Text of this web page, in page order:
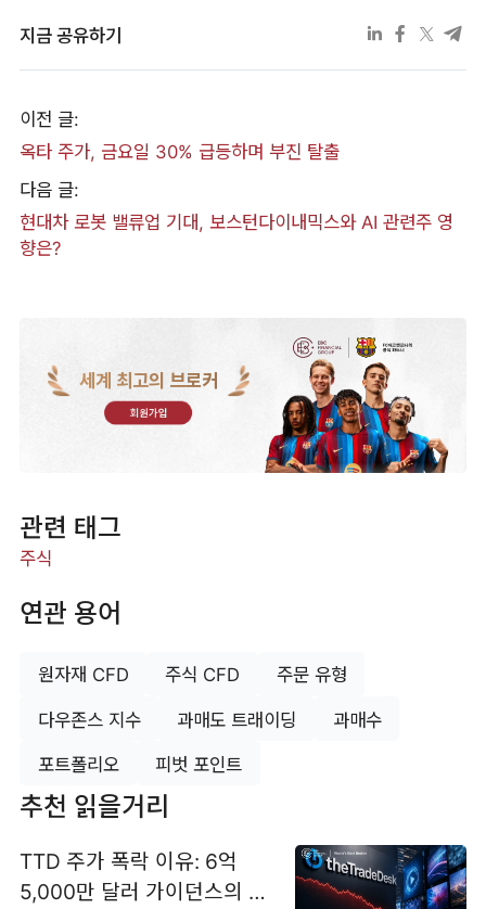
지금 공유하기
이전 글:
옥타 주가, 금요일 30% 급등하며 부진 탈출
다음 글:
현대차 로봇 밸류업 기대, 보스턴다이내믹스와 AI 관련주 영
향은?
세계 최고의 브로커
회원가입
관련 태그
주식
연관 용어
원자재 CFD 주식 CFD 주문 유형
다우존스 지수 과매도 트래이딩 과매수
포트폴리오 피벗 포인트
추천 읽을거리
TTD 주가 폭락 이유: 6억
5,000만 달러 가이던스의 충